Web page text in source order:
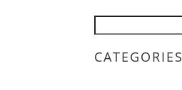
CATEGORIES